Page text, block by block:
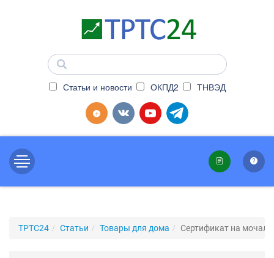
Статьи и новости ОКПД2 ТНВЭД
ТРТС24 Статьи Товары для дома Сертификат на